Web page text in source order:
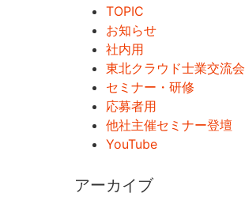
TOPIC
お知らせ
社内用
東北クラウド士業交流会
セミナー・研修
応募者用
他社主催セミナー登壇
YouTube
アーカイブ